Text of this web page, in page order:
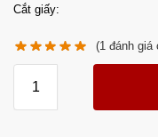
Cắt giấy:
(1 đánh giá